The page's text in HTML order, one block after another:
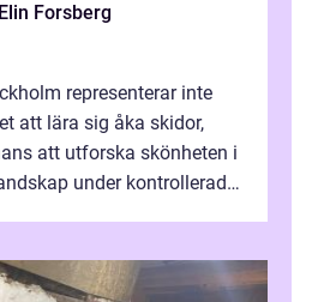
Elin Forsberg
representerar inte
att lära sig åka skidor,
att utforska skönheten i
under kontrollerade